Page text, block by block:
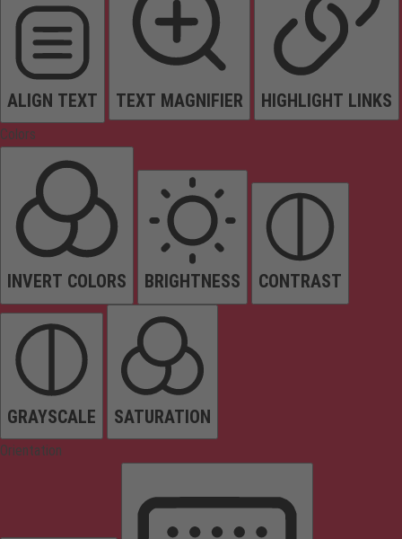
ALIGN TEXT TEXT MAGNIFIER HIGHLIGHT LINKS
Colors
INVERT COLORS BRIGHTNESS CONTRAST
GRAYSCALE SATURATION
Orientation